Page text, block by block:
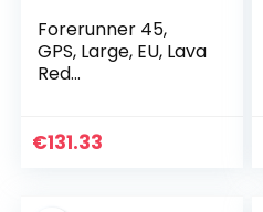
Forerunner 45,
GPS, Large, EU, Lava
Red
€131.33